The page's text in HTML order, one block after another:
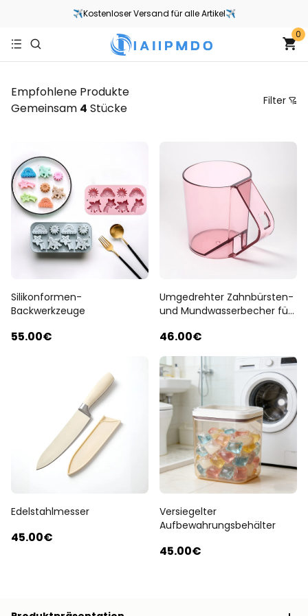
✈Kostenloser Versand für alle Artikel✈
0
Empfohlene Produkte
Gemeinsam 4 Stücke Filter
Empfohlene Sortierung
Sortieren Sie nach Preis von niedrig nach hoch
Sortieren Sie nach Preis von hoch nach niedrig
Von neu nach alt
Von alt zu neu
Silikonformen-
Backwerkzeuge
55.00€
Umgedrehter Zahnbürsten-
und Mundwasserbecher für
46.00€
Edelstahlmesser
45.00€
Versiegelter
Aufbewahrungsbehälter
45.00€